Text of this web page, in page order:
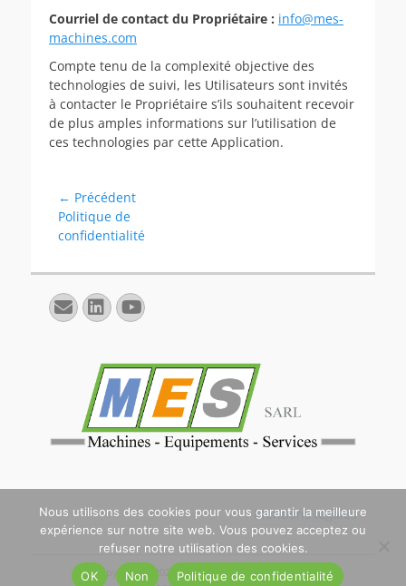
Courriel de contact du Propriétaire : info@mes-
machines.com
Compte tenu de la complexité objective des
technologies de suivi, les Utilisateurs sont invités
à contacter le Propriétaire s’ils souhaitent recevoir
de plus amples informations sur l’utilisation de
ces technologies par cette Application.
Navigation
de
l’article
← Précédent
Article
précédent :
Politique de
confidentialité
E-
mail
Linkedin
YouTube
Mentions légales
Copyright © 2026. All Rights Reserved. | Catch
Nous utilisons des cookies pour vous garantir la meilleure
expérience sur notre site web. Vous pouvez acceptez ou
refuser notre utilisation des cookies.
OK
Non Politique de confidentialité